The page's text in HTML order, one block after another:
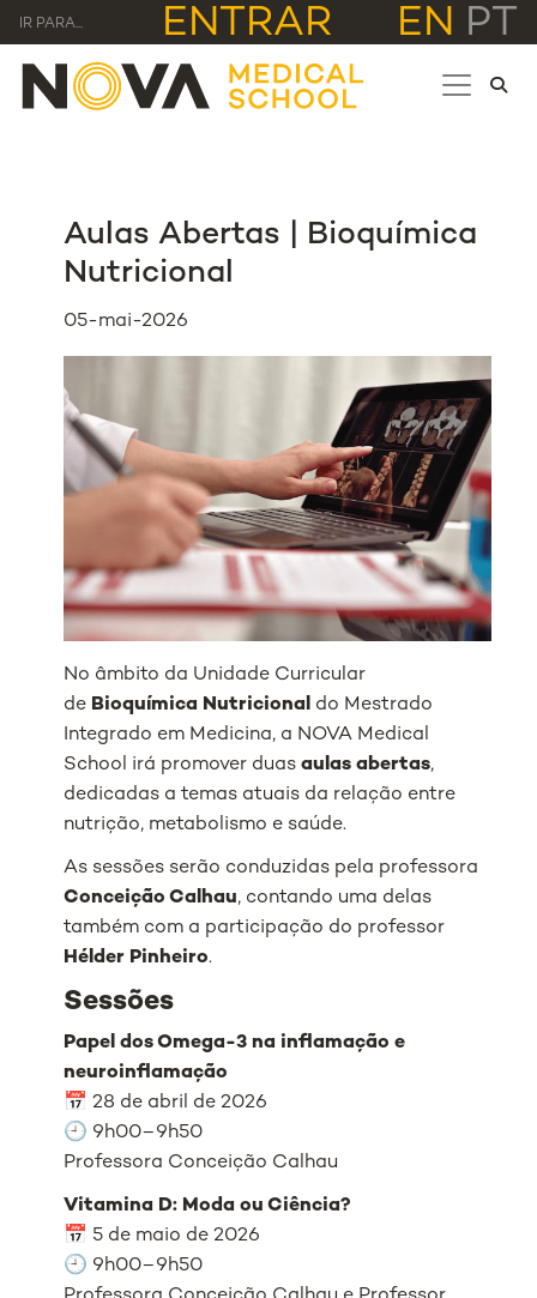
IR PARA... ENTRAR EN PT
Aulas Abertas | Bioquímica
Nutricional
05-mai-2026
No âmbito da Unidade Curricular
de Bioquímica Nutricional do Mestrado
Integrado em Medicina, a NOVA Medical
School irá promover duasaulas abertas,
dedicadas a temas atuais da relação entre
nutrição, metabolismo e saúde.
As sessões serão conduzidas pela professora
Conceição Calhau, contando uma delas
também com a participação do professor
Hélder Pinheiro.
Sessões
Papel dos Omega-3 na inflamação e
neuroinflamação
📅 28 de abril de 2026
🕘 9h00–9h50
Professora Conceição Calhau
Vitamina D: Moda ou Ciência?
📅 5 de maio de 2026
🕘 9h00–9h50